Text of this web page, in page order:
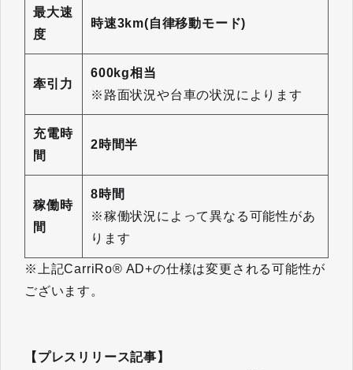
最大速
度
時速3km(自律移動モード)
牽引力
600kg相当
※路面状況や台車の状況によります
充電時
間
2時間半
稼働時
間
8時間
※稼働状況によって異なる可能性があ
ります
※上記CarriRo® AD+の仕様は変更される可能性が
ございます。
【プレスリリース記事】